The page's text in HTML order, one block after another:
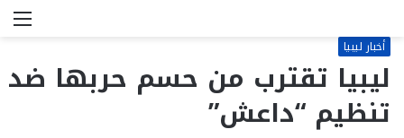
عن
أخبار ليبيا
ليبيا تقترب من حسم حربها ضد
تنظيم “داعش”